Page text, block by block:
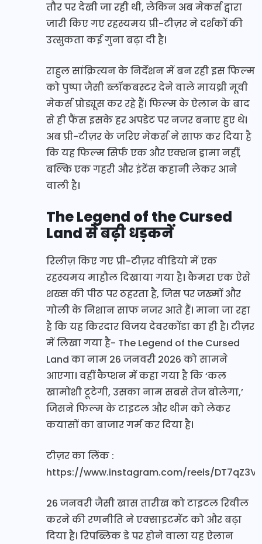
तौर पर देखी जा रही थी, लेकिन अब मेकर्स द्वारा
जारी किए गए रहस्यमय प्री-टीज़र ने दर्शकों की
उत्सुकता कई गुना बढ़ा दी है।
राहुल सांक्रित्यन के निर्देशन में बन रही इस फिल्म
को पुष्पा जैसी ब्लॉकबस्टर देने वाले मायथ्री मूवी
मेकर्स प्रोड्यूस कर रहे हैं। फिल्म के ऐलान के बाद
से ही फैंस इसके हर अपडेट पर नजर बनाए हुए थे।
अब प्री-टीज़र के जरिए मेकर्स ने साफ कर दिया है
कि यह फिल्म सिर्फ एक और एक्शन ड्रामा नहीं,
बल्कि एक गहरी और इंटेंस कहानी लेकर आने
वाली है।
The Legend of the Cursed
Land से बढ़ी धड़कनें
रिलीज़ किए गए प्री-टीज़र वीडियो में एक
रहस्यमय माहौल दिखाया गया है। कैमरा एक ऐसे
शख्स की पीठ पर ठहरता है, जिस पर जख्मों और
गोली के निशान साफ नजर आते हैं। माना जा रहा
है कि यह किरदार विजय देवरकोंडा का ही है। टीज़र
में लिखा गया है- The Legend of the Cursed
Land का नाम 26 जनवरी 2026 को सामने
आएगा। वहीं कैप्शन में कहा गया है कि ‘कल
खामोशी टूटेगी, उसका नाम सबसे तेज बोलेगा,’
जिसने फिल्म के टाइटल और थीम को लेकर
कयासों का बाजार गर्म कर दिया है।
टीज़र का लिंक :
https://www.instagram.com/reels/
26 जनवरी जैसी खास तारीख को टाइटल रिवील
करने की रणनीति ने एक्साइटमेंट को और बढ़ा
दिया है। रिपब्लिक डे पर होने वाला यह ऐलान